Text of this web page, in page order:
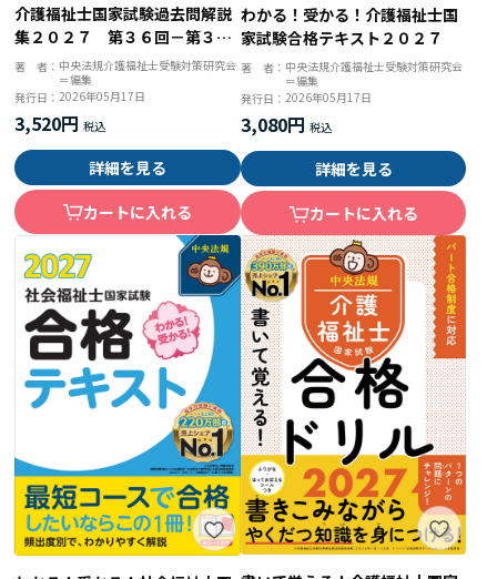
介護福祉士国家試験過去問解説
集２０２７ 第３６回－第３８
回完全解説＋第３５回問題＆解
著 者： 中央法規介護福祉士受験対策研究会
＝編集
発行日：2026年05月17日
3,520円
詳細を見る
カートに入れる
わかる！受かる！介護福祉士国
家試験合格テキスト２０２７
著 者： 中央法規介護福祉士受験対策研究会
＝編集
発行日： 2026年05月17日
3,080円
詳細を見る
カートに入れる